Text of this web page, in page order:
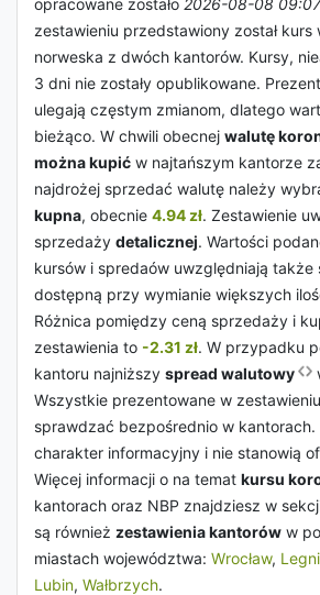
opracowane zostało 2026-08-08
zestawieniu przedstawiony został kurs
norweska z dwóch kantorów. Kursy,
3 dni nie zostały opublikowane.
ulegają częstym zmianom, dlatego
bieżąco. W chwili obecnej walutę
można kupić w najtańszym kantorze
najdrożej sprzedać walutę należy
kupna, obecnie 4.94 zł. Zestawienie
sprzedaży detalicznej. Wartości
kursów i spredaów uwzględniają także
dostępną przy wymianie większych
Różnica pomiędzy ceną sprzedaży i
zestawienia to -2.31 zł. W przypadku
kantoru najniższy spread walutowy
Wszystkie prezentowane w
sprawdzać bezpośrednio w kantorach.
charakter informacyjny i nie stanowią
Więcej informacji o na temat kursu
kantorach oraz NBP znajdziesz w
są również zestawienia kantorów w
miastach województwa: Wrocław,
Lubin, Wałbrzych.